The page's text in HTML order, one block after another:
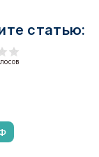
статью: